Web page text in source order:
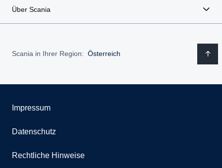
Über Scania
Scania in Ihrer Region: Österreich
Impressum
Datenschutz
Rechtliche Hinweise